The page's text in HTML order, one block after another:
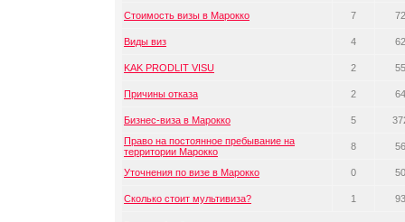
Стоимость визы в Марокко 7
Виды виз 4
KAK PRODLIT VISU 2
Причины отказа 2
Бизнес-виза в Марокко 5
Право на постоянное пребывание на
территории Марокко
8
Уточнения по визе в Марокко 0
Сколько стоит мультивиза? 1